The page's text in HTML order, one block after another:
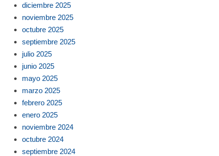
diciembre 2025
noviembre 2025
octubre 2025
septiembre 2025
julio 2025
junio 2025
mayo 2025
marzo 2025
febrero 2025
enero 2025
noviembre 2024
octubre 2024
septiembre 2024